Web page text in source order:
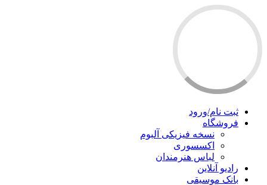
ثبت نام/ورود
فروشگاه
نسخه فیزیکی آلبوم
اکسسوری
لباس هنرمندان
رادیو آنلاین
بانک موسیقی